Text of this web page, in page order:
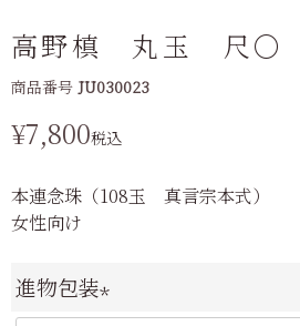
高野槙 丸玉 尺〇
商品番号 JU030023
¥7,800税込
本連念珠（108玉 真言宗本式）
女性向け
進物包装